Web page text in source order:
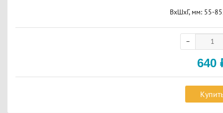
ВxШxГ, мм: 55-
640